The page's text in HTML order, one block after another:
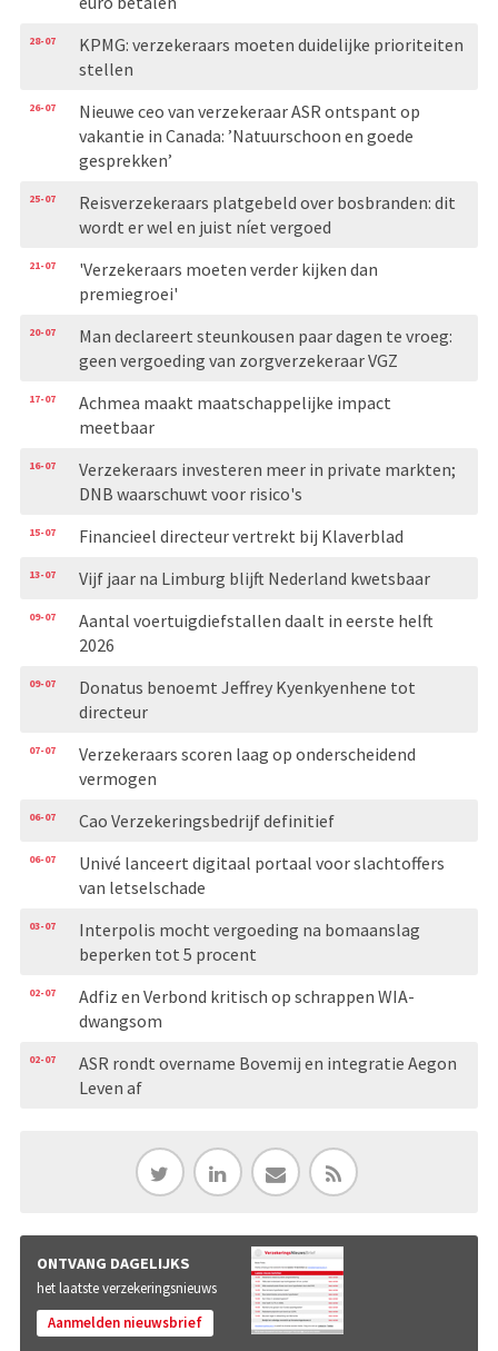
28-07
KPMG: verzekeraars moeten duidelijke prioriteiten
stellen
26-07
Nieuwe ceo van verzekeraar ASR ontspant op
vakantie in Canada: ’Natuurschoon en goede
gesprekken’
25-07
Reisverzekeraars platgebeld over bosbranden: dit
wordt er wel en juist níet vergoed
21-07
'Verzekeraars moeten verder kijken dan
premiegroei'
20-07
Man declareert steunkousen paar dagen te vroeg:
geen vergoeding van zorgverzekeraar VGZ
17-07
Achmea maakt maatschappelijke impact
meetbaar
16-07
Verzekeraars investeren meer in private markten;
DNB waarschuwt voor risico's
15-07 Financieel directeur vertrekt bij Klaverblad
13-07 Vijf jaar na Limburg blijft Nederland kwetsbaar
09-07
Aantal voertuigdiefstallen daalt in eerste helft
2026
09-07
Donatus benoemt Jeffrey Kyenkyenhene tot
directeur
07-07
Verzekeraars scoren laag op onderscheidend
vermogen
06-07 Cao Verzekeringsbedrijf definitief
06-07
Univé lanceert digitaal portaal voor slachtoffers
van letselschade
03-07
Interpolis mocht vergoeding na bomaanslag
beperken tot 5 procent
02-07
Adfiz en Verbond kritisch op schrappen WIA-
dwangsom
02-07
ASR rondt overname Bovemij en integratie Aegon
Leven af
ONTVANG DAGELIJKS
het laatste verzekeringsnieuws
Aanmelden nieuwsbrief